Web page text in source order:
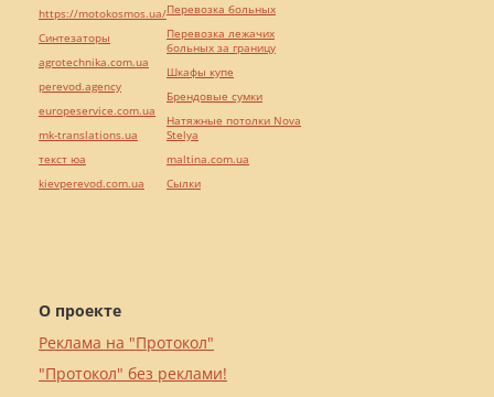
О проекте
Реклама на "Протокол"
"Протокол" без реклами!
https://motokosmos.ua/
Синтезаторы
agrotechnika.com.ua
perevod.agency
europeservice.com.ua
mk-translations.ua
текст юа
kievperevod.com.ua
Перевозка больных
Перевозка лежачих
больных за границу
Шкафы купе
Брендовые сумки
Натяжные потолки Nova
Stelya
maltina.com.ua
Cылки